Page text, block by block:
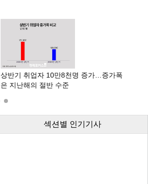
상반기 취업자 10만8천명 증가…증가폭
은 지난해의 절반 수준
섹션별 인기기사